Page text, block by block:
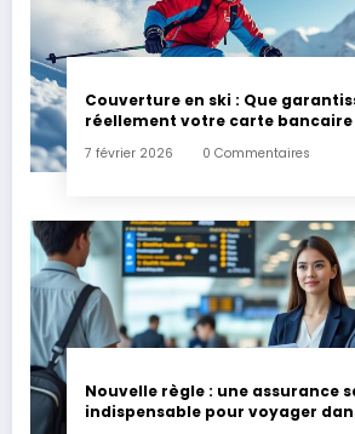
Couverture en ski : Que
réellement votre carte
7 février 2026 0 Commentaires
Nouvelle règle : une assurance
indispensable pour voyager